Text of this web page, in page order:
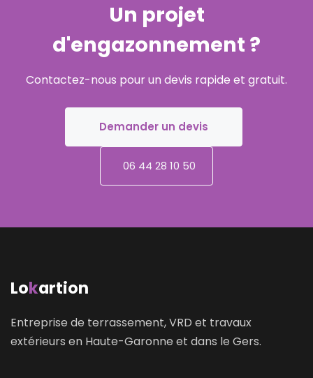
Un projet
d'engazonnement ?
Contactez-nous pour un devis rapide et gratuit.
Demander un devis
06 44 28 10 50
Lokartion
Entreprise de terrassement, VRD et travaux
extérieurs en Haute-Garonne et dans le Gers.